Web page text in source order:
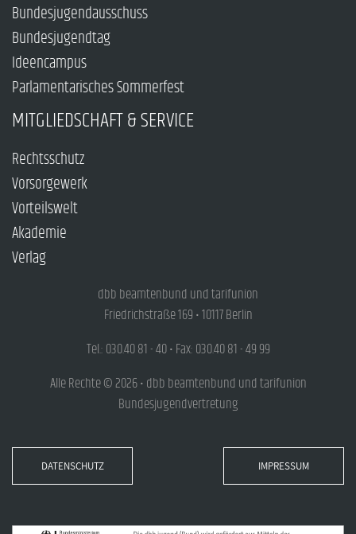
Bundesjugendausschuss
Bundesjugendtag
Ideencampus
Parlamentarisches Sommerfest
MITGLIEDSCHAFT & SERVICE
Rechtsschutz
Vorsorgewerk
Vorteilswelt
Akademie
Verlag
dbb beamtenbund und tarifunion
Friedrichstraße 169 • 10117 Berlin
Tel.: 030.40 81 - 40 • Fax: 030.40 81 - 49 99
Alle Rechte © 2026 • dbb beamtenbund und tarifunion
Bundesjugendvertretung
DATENSCHUTZ IMPRESSUM